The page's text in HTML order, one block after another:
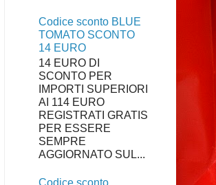
Codice sconto BLUE
TOMATO SCONTO
14 EURO
14 EURO DI
SCONTO PER
IMPORTI SUPERIORI
AI 114 EURO
REGISTRATI GRATIS
PER ESSERE
SEMPRE
AGGIORNATO SUL...
Codice sconto